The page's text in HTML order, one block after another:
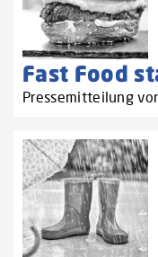
Fast Food
Pressemitteilung